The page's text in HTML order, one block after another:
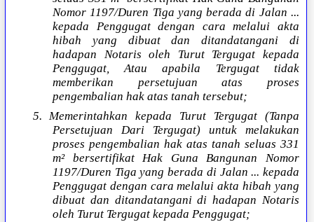
Nomor 1197/Duren Tiga yang berada di Jalan ...
kepada Penggugat dengan cara melalui akta
hibah yang dibuat dan ditandatangani di
hadapan Notaris oleh Turut Tergugat kepada
Penggugat, Atau apabila Tergugat tidak
memberikan persetujuan atas proses
pengembalian hak atas tanah tersebut;
5. Memerintahkan kepada Turut Tergugat (Tanpa
Persetujuan Dari Tergugat) untuk melakukan
proses pengembalian hak atas tanah seluas 331
m² bersertifikat Hak Guna Bangunan Nomor
1197/Duren Tiga yang berada di Jalan ... kepada
Penggugat dengan cara melalui akta hibah yang
dibuat dan ditandatangani di hadapan Notaris
oleh Turut Tergugat kepada Penggugat;